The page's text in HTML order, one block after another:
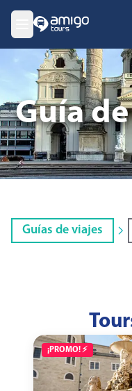
Guía
Guías de viajes
¡PROMO! ⚡️